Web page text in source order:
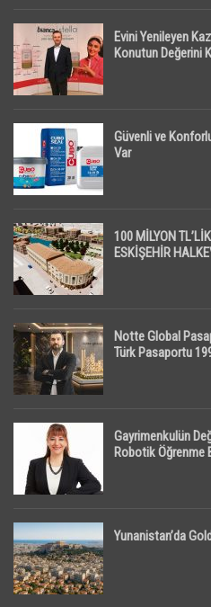
Evini Yenileyen
Konutun Değerini
Güvenli ve
Var
100 MİLYON
ESKİŞEHİR
Notte Global
Türk Pasaportu
Gayrimenkulün
Robotik Öğrenme
Yunanistan’da